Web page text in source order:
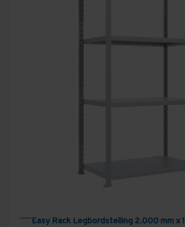
Easy Rack Legbordstelling 2.000 mm x